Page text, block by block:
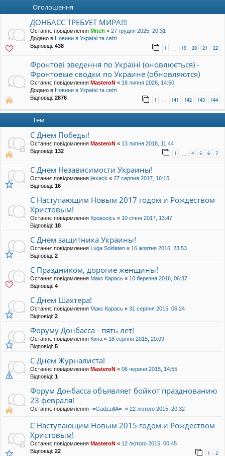
Оголошення
ДОНБАСС ТРЕБУЕТ МИРА!!!
Останнє повідомлення Mitch « 27 грудня 2025, 20:31
Додано в Новини в Україні та світі
Відповіді: 438 1 … 19 20 21 22
Фронтові зведення по Україні (оновлюється) -
Фронтовые сводки по Украине (обновляются)
Останнє повідомлення MasteroN « 18 липня 2026, 14:50
Додано в Новини в Україні та світі
Відповіді: 2876 1 … 141 142 143 144
Тем
С Днем Победы!
Останнє повідомлення MasteroN « 13 липня 2018, 11:44
Відповіді: 132 1 … 4 5 6 7
С Днем Независимости Украины!
Останнє повідомлення jiexack « 27 серпня 2017, 16:15
Відповіді: 16
C Наступающим Новым 2017 годом и Рождеством
Христовым!
Останнє повідомлення Кровосісь « 10 січня 2017, 13:47
Відповіді: 18
C Днем защитника Украины!
Останнє повідомлення Luga Soldaten « 16 жовтня 2016, 23:53
Відповіді: 2
C Праздником, дорогие женщины!
Останнє повідомлення Макс Карась « 10 березня 2016, 06:37
Відповіді: 4
С Днем Шахтера!
Останнє повідомлення Макс Карась « 31 серпня 2015, 06:24
Відповіді: 2
Форуму Донбасса - пять лет!
Останнє повідомлення Кипа « 18 серпня 2015, 20:09
Відповіді: 5
C Днем Журналиста!
Останнє повідомлення MasteroN « 06 червня 2015, 14:55
Відповіді: 1
Форум Донбасса объявляет бойкот празднованию
23 февраля!
Останнє повідомлення -=GadzzillA=- « 22 лютого 2015, 20:32
C Наступающим Новым 2015 годом и Рождеством
Христовым!
Останнє повідомлення MasteroN « 12 лютого 2015, 00:45
Відповіді: 22 1 2